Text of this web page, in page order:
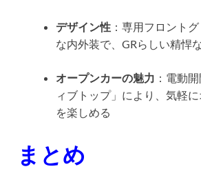
デザイン性 ：専用フロント
な内外装で、GRらしい精悍
オープンカーの魅力 ：電動
ィブトップ」により、気軽
を楽しめる
まとめ